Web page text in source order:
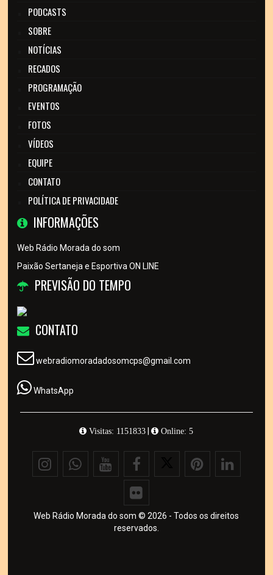
PODCASTS
SOBRE
NOTÍCIAS
RECADOS
PROGRAMAÇÃO
EVENTOS
FOTOS
VÍDEOS
EQUIPE
CONTATO
POLÍTICA DE PRIVACIDADE
INFORMAÇÕES
Web Rádio Morada do som
Paixão Sertaneja e Esportiva ON LINE
PREVISÃO DO TEMPO
CONTATO
webradiomoradadosomcps@gmail.com
WhatsApp
Visitas: 1151833 | Online: 5
Web Rádio Morada do som © 2026 - Todos os direitos
reservados.